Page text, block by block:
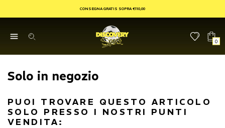
CONSEGNA GRATIS SOPRA €110,00
0
Solo in negozio
PUOI TROVARE QUESTO ARTICOLO
SOLO PRESSO I NOSTRI PUNTI
VENDITA: